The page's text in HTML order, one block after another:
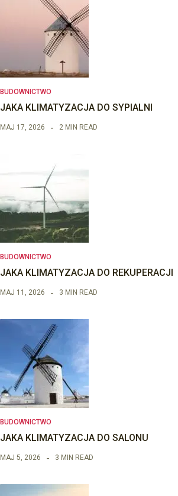
BUDOWNICTWO
JAKA KLIMATYZACJA DO SYPIALNI
MAJ 17, 2026 2 MIN READ
BUDOWNICTWO
JAKA KLIMATYZACJA DO REKUPERACJI
MAJ 11, 2026 3 MIN READ
BUDOWNICTWO
JAKA KLIMATYZACJA DO SALONU
MAJ 5, 2026 3 MIN READ